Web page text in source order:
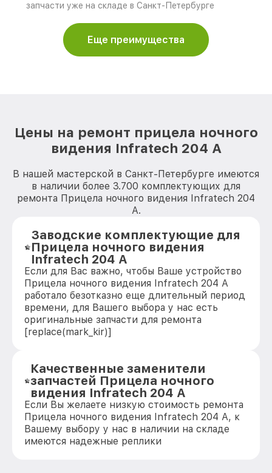
запчасти уже на складе в Санкт-Петербурге
Еще преимущества
Цены на ремонт прицела ночного
видения Infratech 204 А
В нашей мастерской в Санкт-Петербурге имеются
в наличии более 3.700 комплектующих для
ремонта Прицела ночного видения Infratech 204
А.
Заводские комплектующие для
Прицела ночного видения
Infratech 204 А
Если для Вас важно, чтобы Ваше устройство
Прицела ночного видения Infratech 204 А
работало безотказно еще длительный период
времени, для Вашего выбора у нас есть
оригинальные запчасти для ремонта
[replace(mark_kir)]
Качественные заменители
запчастей Прицела ночного
видения Infratech 204 А
Если Вы желаете низкую стоимость ремонта
Прицела ночного видения Infratech 204 А, к
Вашему выбору у нас в наличии на складе
имеются надежные реплики